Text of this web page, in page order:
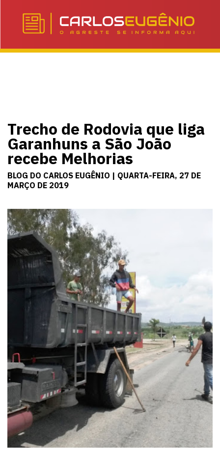
Trecho de Rodovia que liga
Garanhuns a São João
recebe Melhorias
BLOG DO CARLOS EUGÊNIO | QUARTA-FEIRA, 27 DE
MARÇO DE 2019